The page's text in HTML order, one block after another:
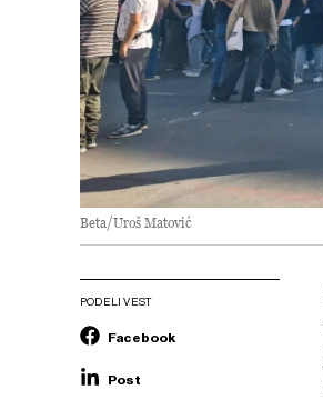
Beta/Uroš Matović
PODELI VEST
Facebook
Post